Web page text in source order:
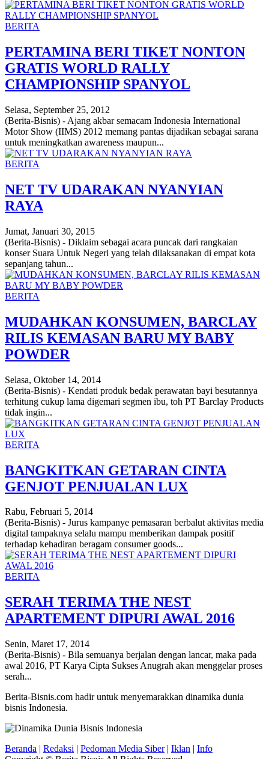
BERITA
PERTAMINA BERI TIKET NONTON
GRATIS WORLD RALLY
CHAMPIONSHIP SPANYOL
Selasa, September 25, 2012
(Berita-Bisnis) - Ajang akbar semacam Indonesia International
Motor Show (IIMS) 2012 memang pantas dijadikan sebagai sarana
untuk meningkatkan awareness maupun...
BERITA
NET TV UDARAKAN NYANYIAN
RAYA
Jumat, Januari 30, 2015
(Berita-Bisnis) - Diklaim sebagai acara puncak dari rangkaian
konser Suara Untuk Negeri yang telah dilaksanakan di empat kota
sepanjang tahun...
BERITA
MUDAHKAN KONSUMEN, BARCLAY
RILIS KEMASAN BARU MY BABY
POWDER
Selasa, Oktober 14, 2014
(Berita-Bisnis) - Kendati produk bedak perawatan bayi besutannya
terhitung cukup lama digemari segmen ibu, toh PT Barclay Products
tidak ingin...
BERITA
BANGKITKAN GETARAN CINTA
GENJOT PENJUALAN LUX
Rabu, Februari 5, 2014
(Berita-Bisnis) - Jurus kampanye pemasaran berbalut aktivitas media
digital tampaknya selalu mampu memberikan dampak positif
terhadap kehadiran beragam consumer goods...
BERITA
SERAH TERIMA THE NEST
APARTEMENT DIPURI AWAL 2016
Senin, Maret 17, 2014
(Berita-Bisnis) - Bila semuanya berjalan dengan lancar, maka pada
awal 2016, PT Karya Cipta Sukses Anugrah akan menggelar proses
serah...
Berita-Bisnis.com hadir untuk menyemarakkan dinamika dunia
bisnis Indonesia.
Beranda | Redaksi | Pedoman Media Siber| Iklan | Info